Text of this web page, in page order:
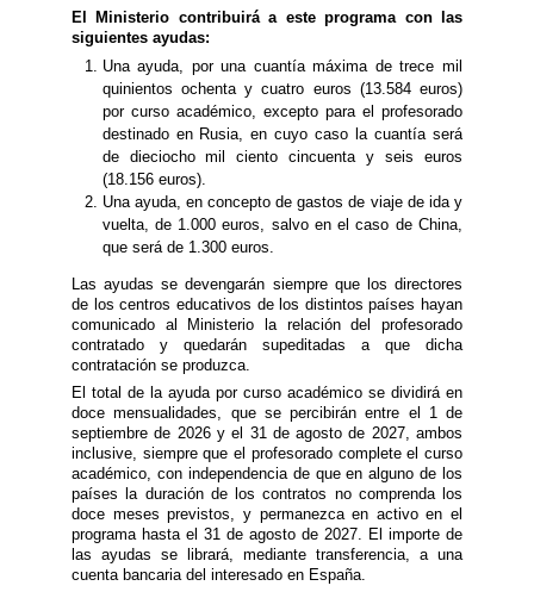
El Ministerio contribuirá a este programa con las
siguientes ayudas:
Una ayuda, por una cuantía máxima de trece mil
quinientos ochenta y cuatro euros (13.584 euros)
por curso académico, excepto para el profesorado
destinado en Rusia, en cuyo caso la cuantía será
de dieciocho mil ciento cincuenta y seis euros
(18.156 euros).
Una ayuda, en concepto de gastos de viaje de ida y
vuelta, de 1.000 euros, salvo en el caso de China,
que será de 1.300 euros.
Las ayudas se devengarán siempre que los directores
de los centros educativos de los distintos países hayan
comunicado al Ministerio la relación del profesorado
contratado y quedarán supeditadas a que dicha
contratación se produzca.
El total de la ayuda por curso académico se dividirá en
doce mensualidades, que se percibirán entre el 1 de
septiembre de 2026 y el 31 de agosto de 2027, ambos
inclusive, siempre que el profesorado complete el curso
académico, con independencia de que en alguno de los
países la duración de los contratos no comprenda los
doce meses previstos, y permanezca en activo en el
programa hasta el 31 de agosto de 2027. El importe de
las ayudas se librará, mediante transferencia, a una
cuenta bancaria del interesado en España.